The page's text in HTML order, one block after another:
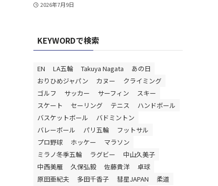
2026年7月9日
KEYWORDで検索
EN LA五輪 Takuya Nagata
あの日
おりひめジャパン
カヌー
クライミング
ゴルフ
サッカー サーフィン
スキー
スケート
セーリング テニス
ハンドボール
バスケットボール
バドミントン
バレーボール
パリ五輪
フットサル
プロ野球
ホッケー
マラソン
ミラノ冬季五輪
ラグビー
中山久美子
中西美雁
久保弘毅 佐藤貴洋
卓球
原田亜紀夫
多田千香子 彗星JAPAN
柔道